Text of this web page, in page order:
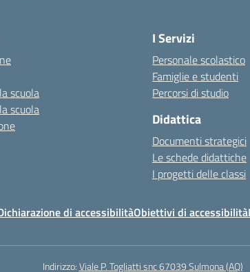
scuola
scuola
I Servizi
Personale scolastico
Famiglie e studenti
Percorsi di studio
Didattica
Documenti strategici
Le schede didattiche
I progetti delle classi
di accessibilitàObiettivi di accessibilità
Indirizzo:Viale P. Togliatti snc 67039 Sulmona (AQ)